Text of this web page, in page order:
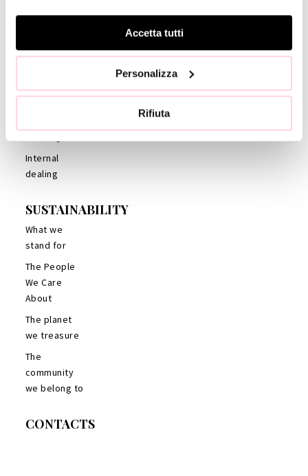
Accetta tutti
Personalizza
Rifiuta
Shareholders
Internal
dealing
SUSTAINABILITY
What we
stand for
The People
We Care
About
The planet
we treasure
The
community
we belong to
CONTACTS